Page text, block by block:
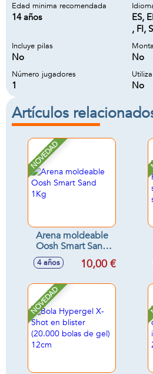
Edad minima recomendada
14 años
ES,
, FI,
Incluye pilas
No No
Número jugadores
1 No
Artículos
NOVEDAD
Arena moldeable
Oosh Smart Sand
1Kg
4 años 10,00 €
NOVEDAD